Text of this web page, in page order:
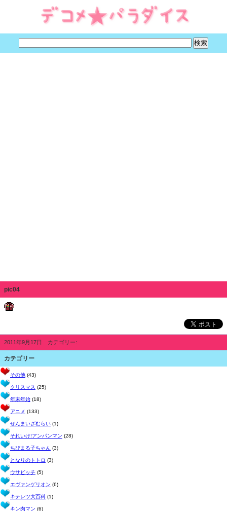
pic04
2011年9月17日 カテゴリー:
カテゴリー
その他 (43)
クリスマス (25)
年末年始 (18)
アニメ (133)
ぜんまいざむらい (1)
それいけ!アンパンマン (28)
ちびまる子ちゃん (3)
となりのトトロ (3)
ウサビッチ (5)
エヴァンゲリオン (6)
キテレツ大百科 (1)
キン肉マン (6)